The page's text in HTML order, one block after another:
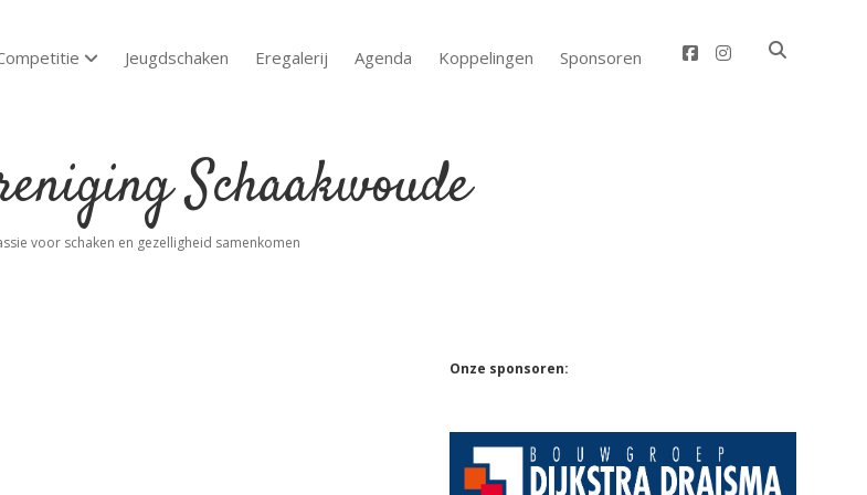
menu open dropdown menu
Jeugdschaken Eregalerij Agenda Koppelingen Sponsoren facebook
instagram
voor schaken en gezelligheid samenkomen
Sidebar
Onze sponsoren: